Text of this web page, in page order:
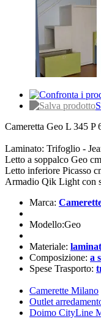
Cameretta Geo L 345 P
Laminato: Trifoglio -
Letto a soppalco Geo
Letto inferiore Picasso
Armadio Qik Light con
Marca:
Modello:Geo
Materiale:
Composizione: a
Spese Trasporto:
Camerette Milano
Outlet
Doimo CityLine